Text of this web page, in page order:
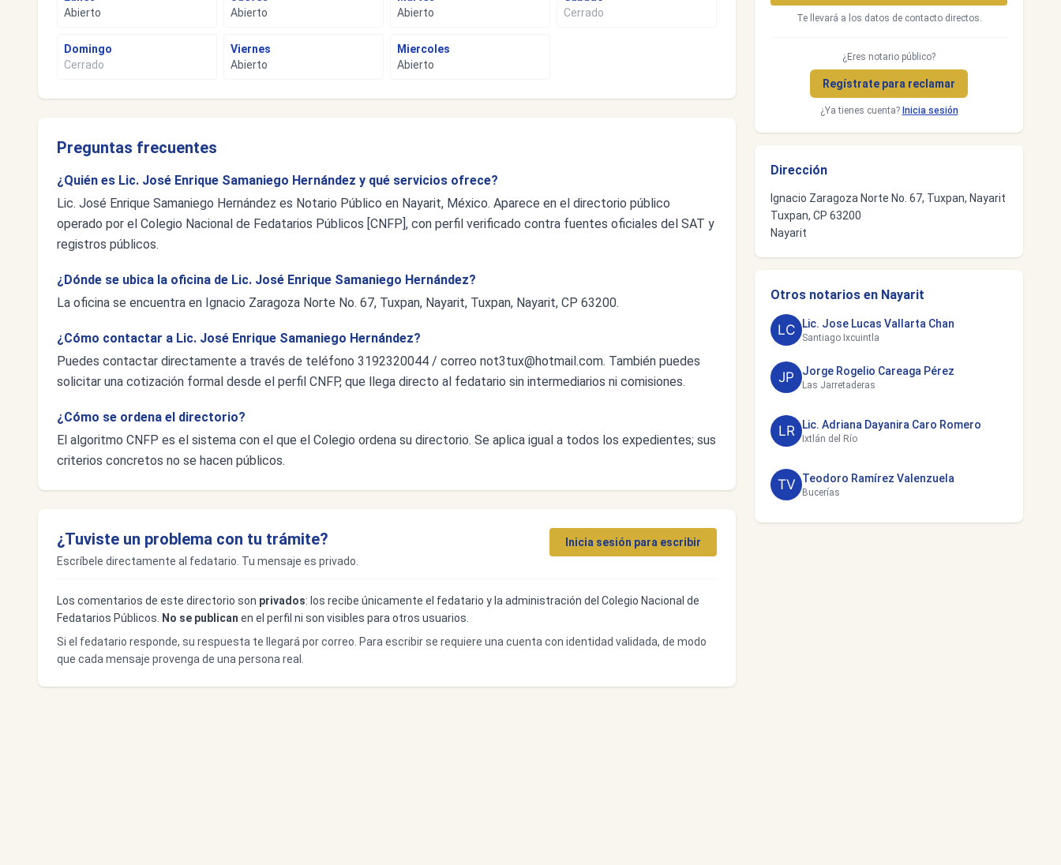
Abierto
Abierto
Abierto
Cerrado
Domingo
Cerrado
Viernes
Abierto
Miercoles
Abierto
Preguntas frecuentes
¿Quién es Lic. José Enrique Samaniego Hernández y qué servicios ofrece?
Lic. José Enrique Samaniego Hernández es Notario Público en Nayarit, México. Aparece en el directorio público
operado por el Colegio Nacional de Fedatarios Públicos [CNFP], con perfil verificado contra fuentes oficiales del SAT y
registros públicos.
¿Dónde se ubica la oficina de Lic. José Enrique Samaniego Hernández?
La oficina se encuentra en Ignacio Zaragoza Norte No. 67, Tuxpan, Nayarit, Tuxpan, Nayarit, CP 63200.
¿Cómo contactar a Lic. José Enrique Samaniego Hernández?
Puedes contactar directamente a través de teléfono 3192320044 / correo not3tux@hotmail.com. También puedes
solicitar una cotización formal desde el perfil CNFP, que llega directo al fedatario sin intermediarios ni comisiones.
¿Cómo se ordena el directorio?
El algoritmo CNFP es el sistema con el que el Colegio ordena su directorio. Se aplica igual a todos los expedientes; sus
criterios concretos no se hacen públicos.
¿Tuviste un problema con tu trámite?
Escríbele directamente al fedatario. Tu mensaje es privado.
Inicia sesión para escribir
Los comentarios de este directorio son privados: los recibe únicamente el fedatario y la administración del Colegio Nacional de
Fedatarios Públicos.
No se publican en el perfil ni son visibles para otros usuarios.
Si el fedatario responde, su respuesta te llegará por correo. Para escribir se requiere una cuenta con identidad validada, de modo
que cada mensaje provenga de una persona real.
Te llevará a los datos de contacto directos.
¿Eres notario público?
Regístrate para reclamar
¿Ya tienes cuenta? Inicia sesión
Dirección
Ignacio Zaragoza Norte No. 67, Tuxpan, Nayarit
Tuxpan, CP 63200
Nayarit
Otros notarios en Nayarit
Lic. Jose Lucas Vallarta Chan
Santiago Ixcuintla
Jorge Rogelio Careaga Pérez
Las Jarretaderas
Lic. Adriana Dayanira Caro Romero
Ixtlán del Río
Teodoro Ramírez Valenzuela
Bucerías